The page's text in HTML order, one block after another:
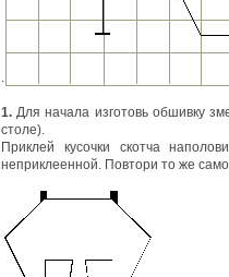
.
1. Для начала изготовь обшивку
столе).
Приклей кусочки скотча
неприклеенной. Повтори то же